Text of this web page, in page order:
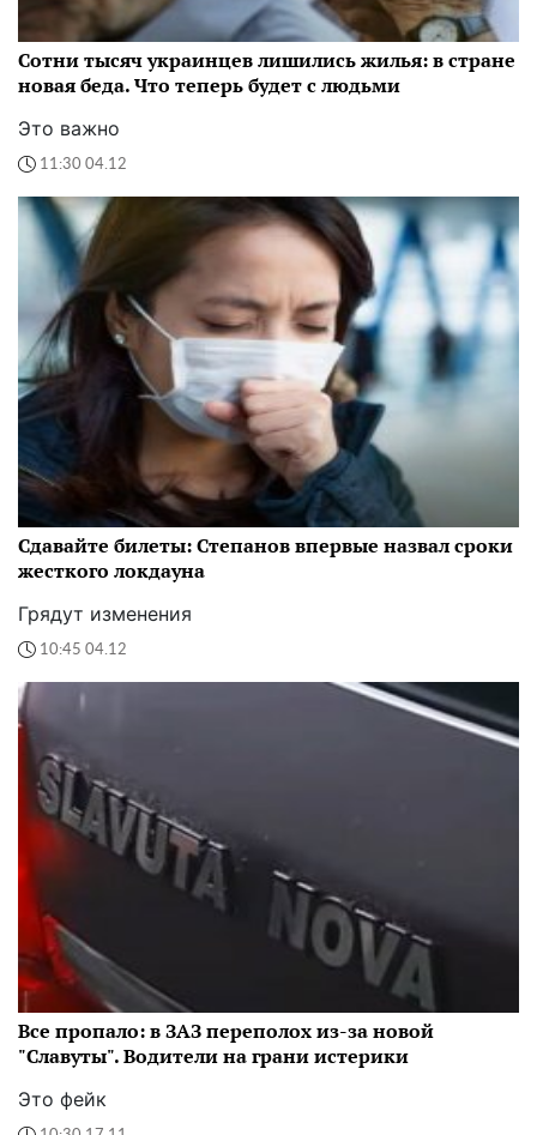
Сотни тысяч украинцев лишились жилья: в стране
новая беда. Что теперь будет с людьми
Это важно
11:30 04.12
Сдавайте билеты: Степанов впервые назвал сроки
жесткого локдауна
Грядут изменения
10:45 04.12
Все пропало: в ЗАЗ переполох из-за новой
"Славуты". Водители на грани истерики
Это фейк